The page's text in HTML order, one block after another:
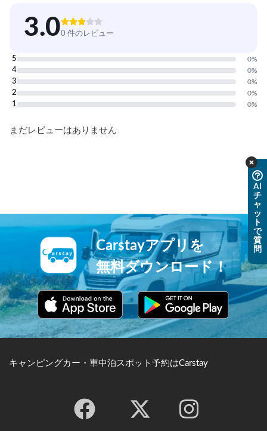
3.00 件のレビュー
5 0%
4 0%
3 0%
2 0%
1 0%
まだレビューはありません
AI
チ
ャ
ッ
ト
で
質
問
Carstayアプリを
無料ダウンロード！
キャンピングカー・車中泊スポット予約はCarstay